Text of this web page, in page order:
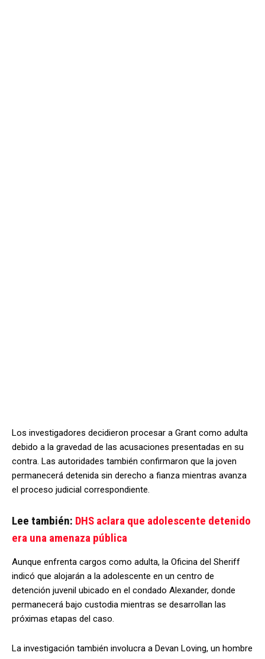
Los investigadores decidieron procesar a Grant como adulta
debido a la gravedad de las acusaciones presentadas en su
contra. Las autoridades también confirmaron que la joven
permanecerá detenida sin derecho a fianza mientras avanza
el proceso judicial correspondiente.
Lee también: DHS aclara que adolescente detenido
era una amenaza pública
Aunque enfrenta cargos como adulta, la Oficina del Sheriff
indicó que alojarán a la adolescente en un centro de
detención juvenil ubicado en el condado Alexander, donde
permanecerá bajo custodia mientras se desarrollan las
próximas etapas del caso.
La investigación también involucra a Devan Loving, un hombre